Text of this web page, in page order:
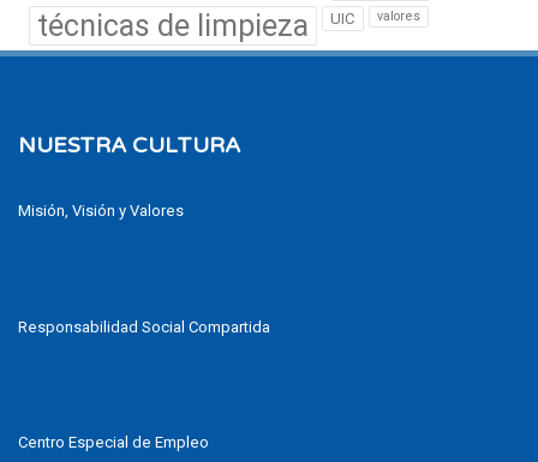
técnicas de limpieza UIC valores
NUESTRA CULTURA
Misión, Visión y Valores
Responsabilidad Social Compartida
Centro Especial de Empleo